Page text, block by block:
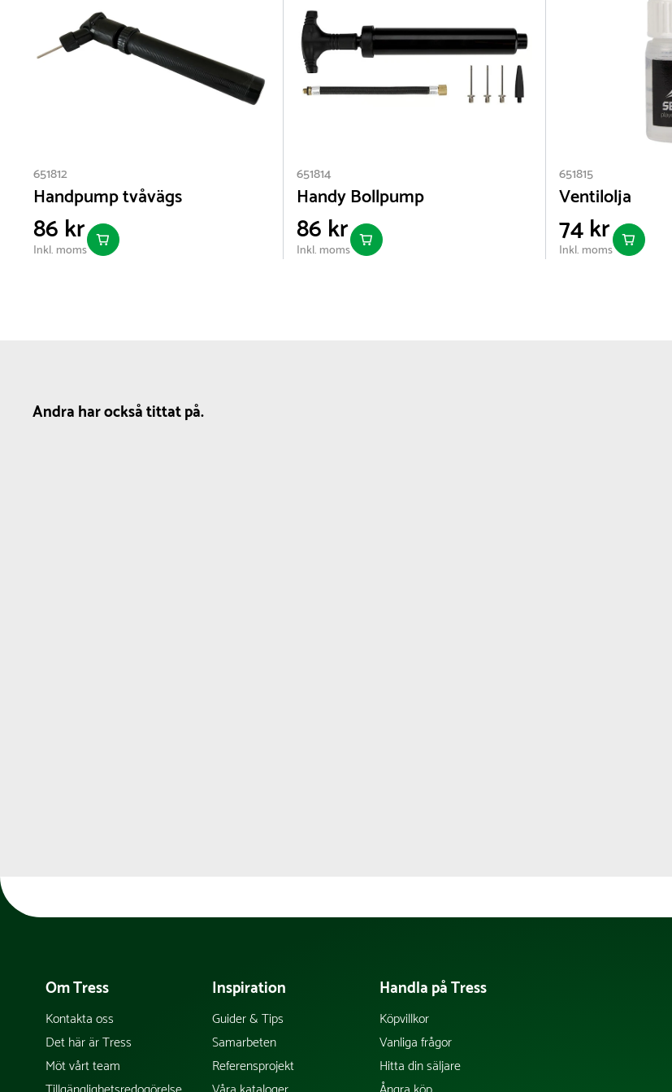
651812
Handpump tvåvägs
86 kr
Inkl. moms
651814
Handy Bollpump
86 kr
Inkl. moms
651815
Ventilolja
74 kr
Inkl. moms
Andra har också tittat på.
Om Tress
Kontakta oss
Det här är Tress
Möt vårt team
Inspiration
Guider & Tips
Samarbeten
Referensprojekt
Handla på Tress
Köpvillkor
Vanliga frågor
Hitta din säljare